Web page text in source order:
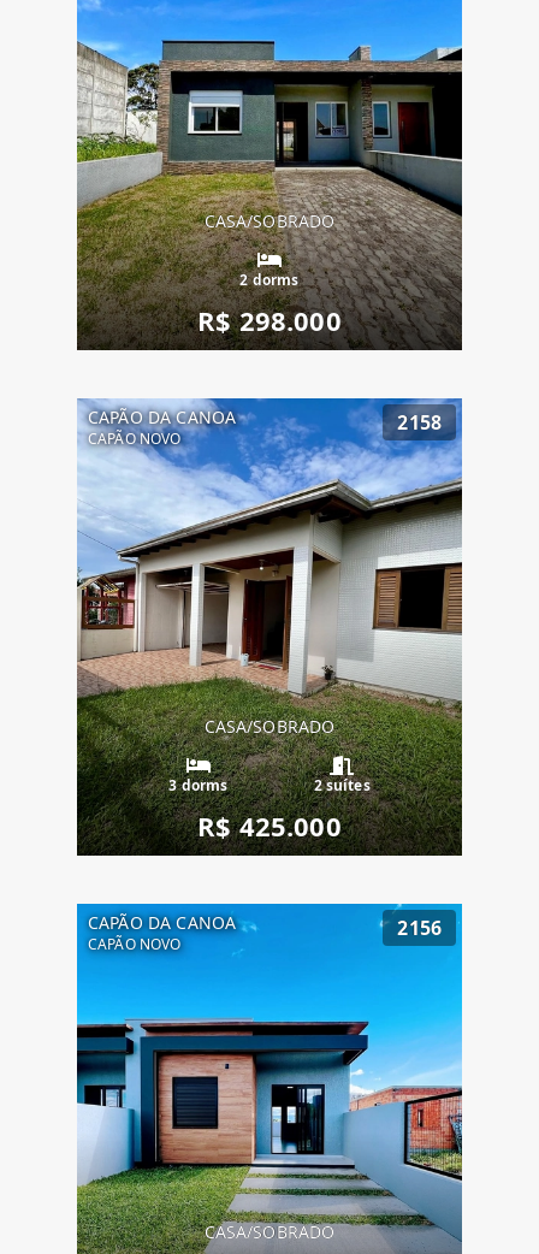
CASA/SOBRADO
2 dorms
R$ 298.000
CAPÃO DA CANOA
CAPÃO NOVO
2158
CASA/SOBRADO
3 dorms 2 suítes
R$ 425.000
CAPÃO DA CANOA
CAPÃO NOVO
2156
CASA/SOBRADO